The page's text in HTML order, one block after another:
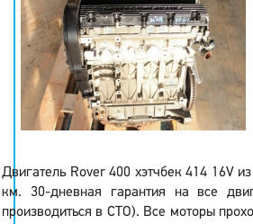
Двигатель Rover 400 хэтчбек 414 16V
км. 30-дневная гарантия на все
производиться в СТО). Все моторы